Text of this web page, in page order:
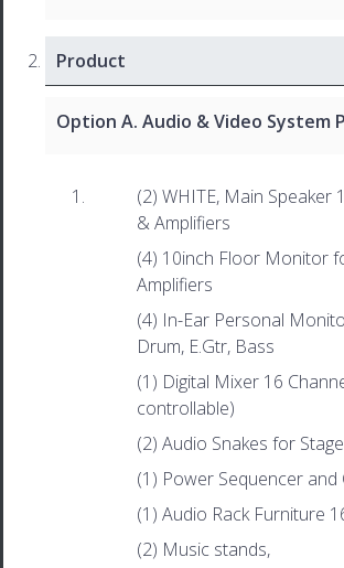
Product
Option A. Audio & Video System
(2) WHITE, Main Speaker
& Amplifiers
(4) 10inch Floor Monitor
Amplifiers
(4) In-Ear Personal
Drum, E.Gtr, Bass
(1) Digital Mixer 16
controllable)
(2) Audio Snakes for
(1) Power Sequencer
(1) Audio Rack Furniture
(2) Music stands,